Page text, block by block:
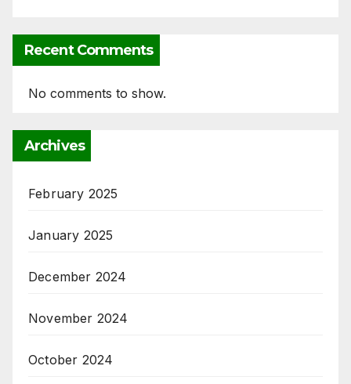
Recent Comments
No comments to show.
Archives
February 2025
January 2025
December 2024
November 2024
October 2024